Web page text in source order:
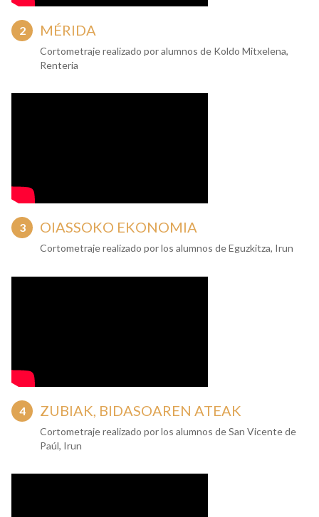
MÉRIDA
Cortometraje realizado por alumnos de Koldo Mitxelena,
Renteria
OIASSOKO EKONOMIA
Cortometraje realizado por los alumnos de Eguzkitza, Irun
ZUBIAK, BIDASOAREN ATEAK
Cortometraje realizado por los alumnos de San Vicente de
Paúl, Irun